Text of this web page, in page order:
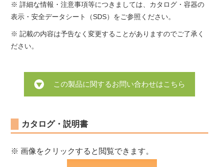
※ 詳細な情報・注意事項等につきましては、カタログ・容器の
表示・安全データシート（SDS）をご参照ください。
※ 記載の内容は予告なく変更することがありますのでご了承く
ださい。
この製品に関するお問い合わせはこちら
カタログ・説明書
※ 画像をクリックすると閲覧できます。